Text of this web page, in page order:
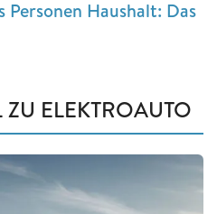
Haushalt: Das
ZU ELEKTROAUTO